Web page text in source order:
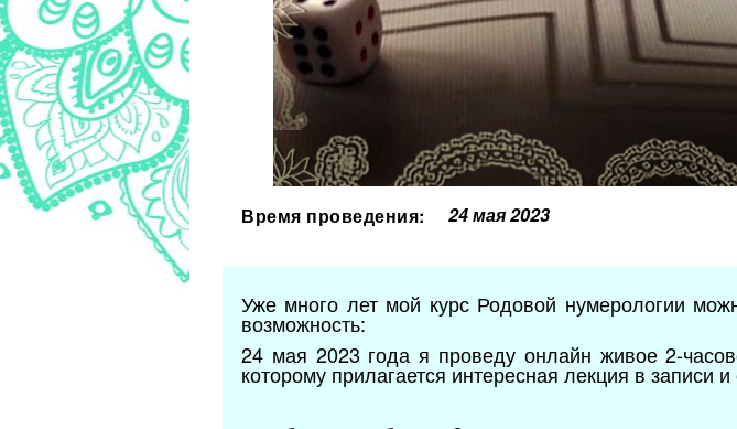
Время проведения: 24 мая 2023
Уже много лет мой курс Родовой нумерологии
возможность:
24 мая 2023 года я проведу онлайн живое 2-
которому прилагается интересная лекция в записи